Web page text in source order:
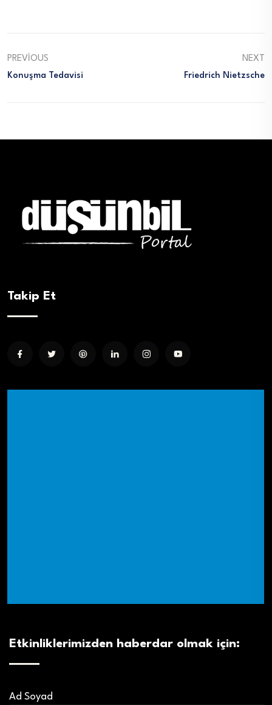
PREVIOUS
Konuşma Tedavisi
NEXT
Friedrich Nietzsche
Takip Et
Etkinliklerimizden haberdar olmak için:
Ad Soyad